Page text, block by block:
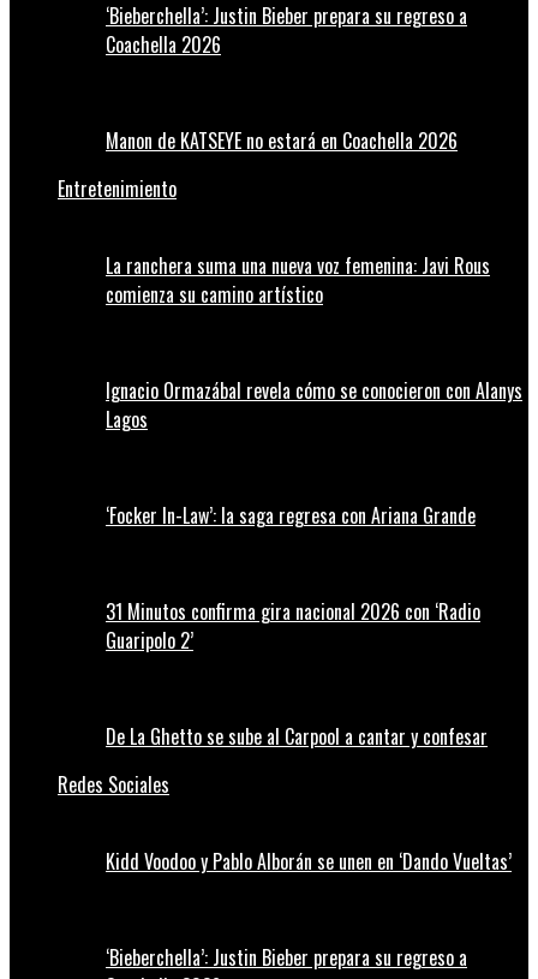
‘Bieberchella’: Justin Bieber prepara su regreso a
Coachella 2026
Manon de KATSEYE no estará en Coachella 2026
Entretenimiento
La ranchera suma una nueva voz femenina: Javi Rous
comienza su camino artístico
Ignacio Ormazábal revela cómo se conocieron con Alanys
Lagos
‘Focker In-Law’: la saga regresa con Ariana Grande
31 Minutos confirma gira nacional 2026 con ‘Radio
Guaripolo 2’
De La Ghetto se sube al Carpool a cantar y confesar
Redes Sociales
Kidd Voodoo y Pablo Alborán se unen en ‘Dando Vueltas’
‘Bieberchella’: Justin Bieber prepara su regreso a